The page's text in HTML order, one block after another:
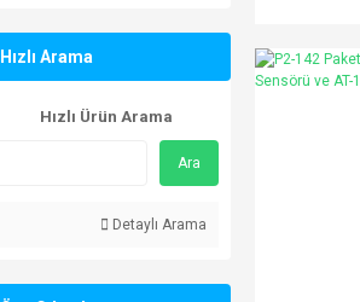
Hızlı Arama
Hızlı Ürün Arama
Ara
Detaylı Arama